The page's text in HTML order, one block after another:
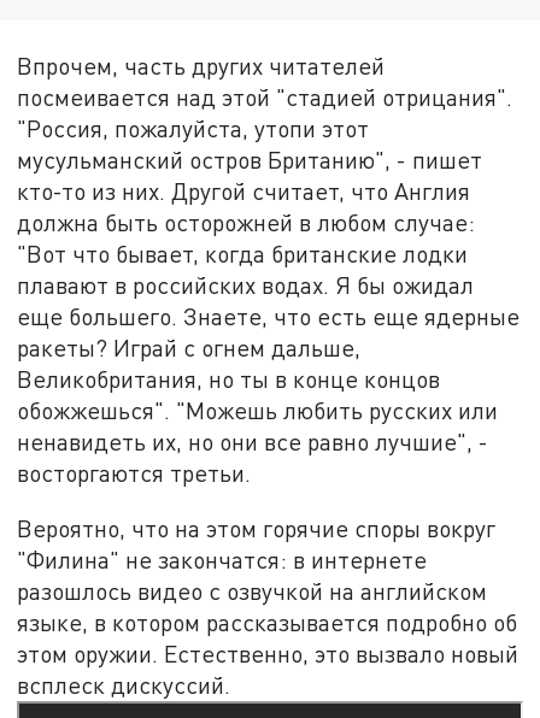
Впрочем, часть других читателей
посмеивается над этой "стадией отрицания".
"Россия, пожалуйста, утопи этот
мусульманский остров Британию", - пишет
кто-то из них. Другой считает, что Англия
должна быть осторожней в любом случае:
"Вот что бывает, когда британские лодки
плавают в российских водах. Я бы ожидал
еще большего. Знаете, что есть еще ядерные
ракеты? Играй с огнем дальше,
Великобритания, но ты в конце концов
обожжешься". "Можешь любить русских или
ненавидеть их, но они все равно лучшие", -
восторгаются третьи.
Вероятно, что на этом горячие споры вокруг
"Филина" не закончатся: в интернете
разошлось видео с озвучкой на английском
языке, в котором рассказывается подробно об
этом оружии. Естественно, это вызвало новый
всплеск дискуссий.